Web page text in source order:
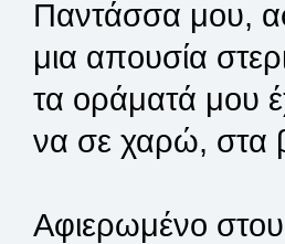
Παντάσσα μου,
μια απουσία
τα οράματά μου
να σε χαρώ, στα
Αφιερωμένο